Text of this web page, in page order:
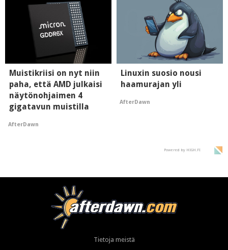
Muistikriisi on nyt niin
paha, että AMD julkaisi
näytönohjaimen 4
gigatavun muistilla
AfterDawn
Linuxin suosio nousi
haamurajan yli
AfterDawn
Powered by HIGH.FI
Tietoja meistä